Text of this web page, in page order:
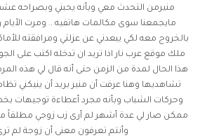
منيرمن التحدث معي وبأنه يحبني وبصراحه
مايجمعنا سوى مكالمات هاتفيه .. ومرت الأيام
بالخروج معه لكي يبعدني عن عزلتي ومرافقته
ملك موقع عرب نار اذا تريد ان تدخله اكتب على
هذا الحال لمدة من الزمن حتى أنه قال لي هذه
تشاهديها وهنا عرفت أن منير يريد أن ينيكني
وحركات الشباب وبأنه مجرد أعطاءة توجيهات
ممكن صار لي عدة أشهر لم أرى زب زوجي مطلقاً
وأنتم تعرفون معنى أن زوجة لم